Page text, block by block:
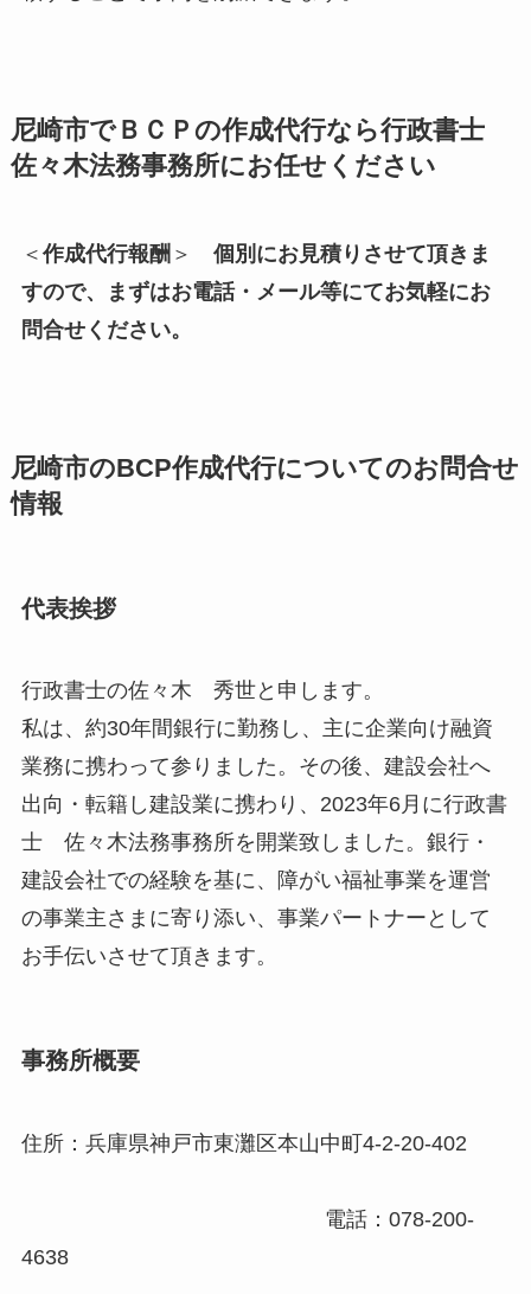
尼崎市でＢＣＰの作成代行なら行政書士
佐々木法務事務所にお任せください
＜ 作成代行報酬 ＞ 個別にお見積りさせて頂きま
すので、まずはお電話・メール等にてお気軽にお
問合せください。
尼崎市の BCP作成代行についてのお問合せ
情報
代表挨拶
行政書士の佐々木 秀世と申します。
私は、約30年間銀行に勤務し、主に企業向け融資
業務に携わって参りました。その後、建設会社へ
出向・転籍し建設業に携わり、2023年6月に行政書
士 佐々木法務事務所を開業致しました。銀行・
建設会社での経験を基に、障がい福祉事業を運営
の事業主さまに寄り添い、事業パートナーとして
お手伝いさせて頂きます。
事務所概要
住所：兵庫県神戸市東灘区本山中町4-2-20-402
電話：078-200-
4638